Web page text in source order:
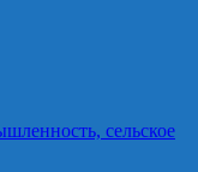
сельское